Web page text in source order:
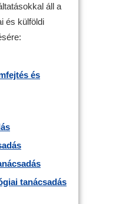
áll a
és külföldi
és
tanácsadás